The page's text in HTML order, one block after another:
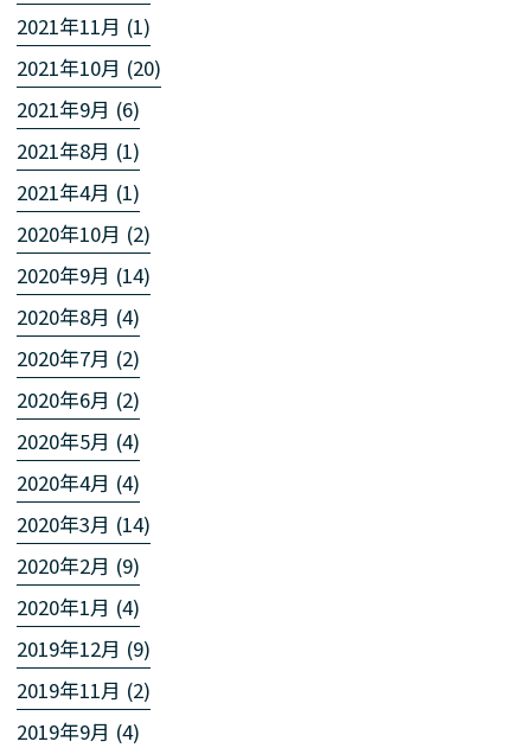
2021年11月 (1)
2021年10月 (20)
2021年9月 (6)
2021年8月 (1)
2021年4月 (1)
2020年10月 (2)
2020年9月 (14)
2020年8月 (4)
2020年7月 (2)
2020年6月 (2)
2020年5月 (4)
2020年4月 (4)
2020年3月 (14)
2020年2月 (9)
2020年1月 (4)
2019年12月 (9)
2019年11月 (2)
2019年9月 (4)